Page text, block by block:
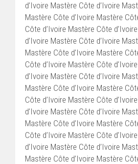
d’Ivoire Mastère Côte d’Ivoire
Mastère Côte d’Ivoire Mastère
Côte d’Ivoire Mastère Côte
d’Ivoire Mastère Côte d’Ivoire
Mastère Côte d’Ivoire Mastère
Côte d’Ivoire Mastère Côte
d’Ivoire Mastère Côte d’Ivoire
Mastère Côte d’Ivoire Mastère
Côte d’Ivoire Mastère Côte
d’Ivoire Mastère Côte d’Ivoire
Mastère Côte d’Ivoire Mastère
Côte d’Ivoire Mastère Côte
d’Ivoire Mastère Côte d’Ivoire
Mastère Côte d’Ivoire Mastère